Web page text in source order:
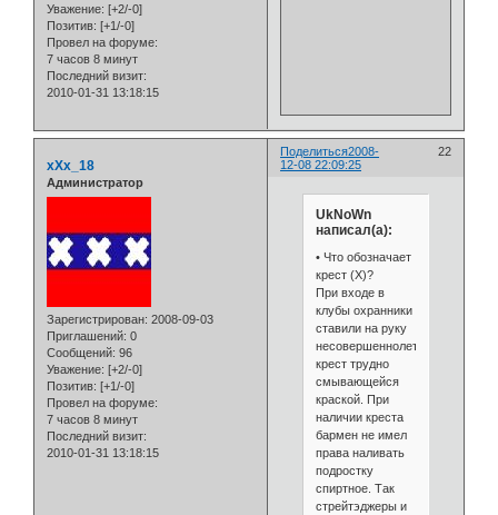
Уважение: [+2/-0]
Позитив: [+1/-0]
Провел на форуме:
7 часов 8 минут
Последний визит:
2010-01-31 13:18:15
Поделиться 22
2008-
12-08 22:09:25
xXx_18
Администратор
Зарегистрирован: 2008-09-03
Приглашений: 0
Сообщений: 96
Уважение: [+2/-0]
Позитив: [+1/-0]
Провел на форуме:
7 часов 8 минут
Последний визит:
2010-01-31 13:18:15
UkNoWn
написал(а):
• Что обозначает
крест (Х)?
При входе в
клубы охранники
ставили на руку
несовершеннолетним
крест трудно
смывающейся
краской. При
наличии креста
бармен не имел
права наливать
подростку
спиртное. Так
стрейтэджеры и